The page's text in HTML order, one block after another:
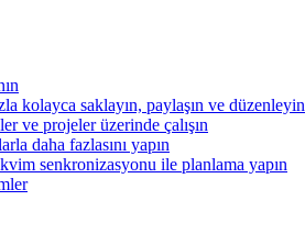
kolayca saklayın, paylaşın ve düzenleyin
ve projeler üzerinde çalışın
daha fazlasını yapın
senkronizasyonu ile planlama yapın